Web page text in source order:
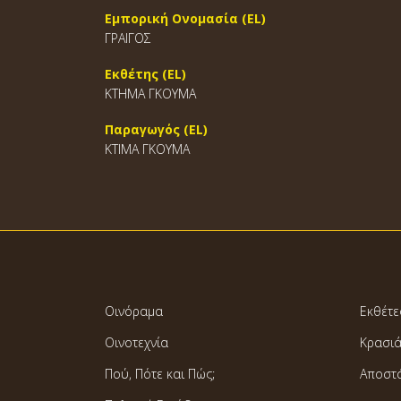
Εμπορική Ονομασία (EL)
ΓΡΑΙΓΟΣ
Εκθέτης (EL)
ΚΤΗΜΑ ΓΚΟΥΜΑ
Παραγωγός (EL)
ΚΤIΜΑ ΓΚΟΥΜΑ
Οινόραμα
Οινοτεχνία
Πού, Πότε και Πώς;
Κρασιά